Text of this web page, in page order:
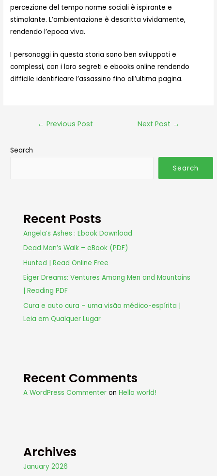
percezione del tempo norme sociali è ispirante e
stimolante. L’ambientazione è descritta vividamente,
rendendo l’epoca viva.
I personaggi in questa storia sono ben sviluppati e
complessi, con i loro segreti e ebooks online rendendo
difficile identificare l’assassino fino all’ultima pagina.
← Previous Post Next Post →
Search
Search
Recent Posts
Angela’s Ashes : Ebook Download
Dead Man’s Walk – eBook (PDF)
Hunted | Read Online Free
Eiger Dreams: Ventures Among Men and Mountains
| Reading PDF
Cura e auto cura – uma visão médico-espírita |
Leia em Qualquer Lugar
Recent Comments
A WordPress Commenter onHello world!
Archives
January 2026